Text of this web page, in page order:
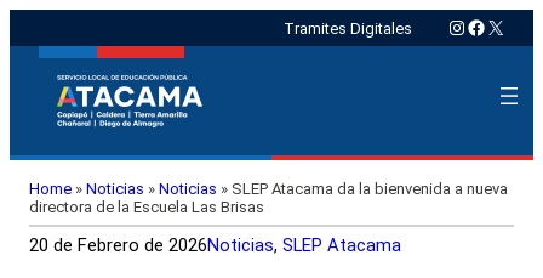
Tramites Digitales Instagram
X
Home » Noticias » Noticias » SLEP Atacama da la bienvenida a nueva
directora de la Escuela Las Brisas
20 de Febrero de 2026Noticias, SLEP Atacama